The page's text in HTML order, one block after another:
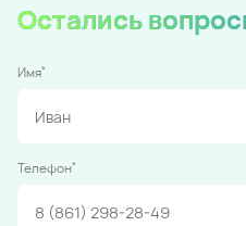
Остались
Имя*
Телефон*